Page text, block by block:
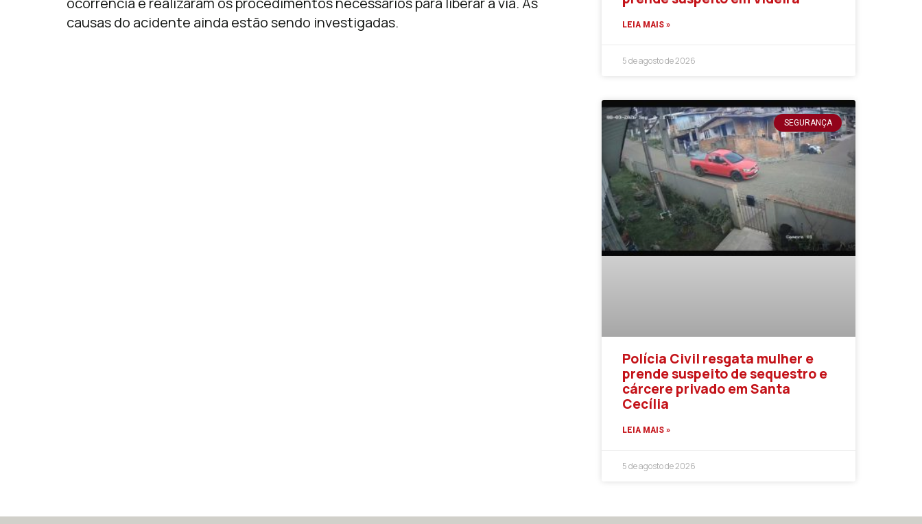
causas do acidente ainda estão sendo investigadas.
LEIA MAIS »
5 de agosto de 2026
SEGURANÇA
Polícia Civil resgata mulher e
prende suspeito de sequestro e
cárcere privado em Santa
Cecília
LEIA MAIS »
5 de agosto de 2026